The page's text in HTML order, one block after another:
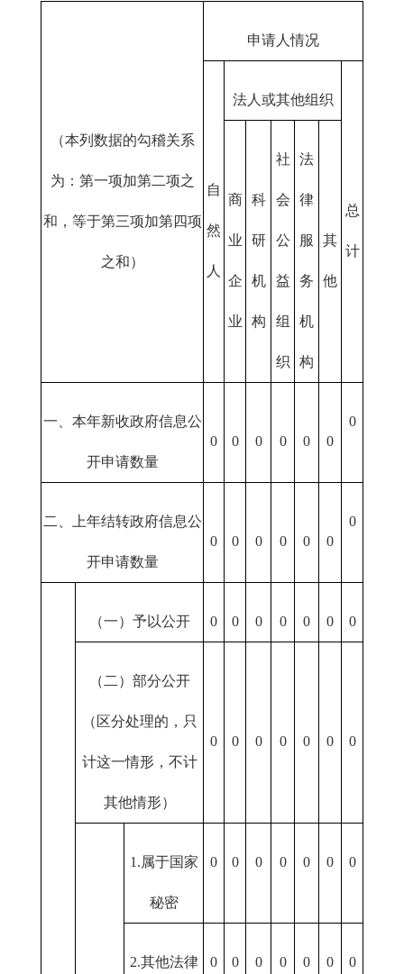
（本列数据的勾稽关系
为：第一项加第二项之
和，等于第三项加第四项
之和）
申请人情况
自
然
人
法人或其他组织
总
计
商
业
企
业
科
研
机
构
社
会
公
益
组
织
法
律
服
务
机
构
其
他
一、本年新收政府信息公
开申请数量
0 0 0 0 0 0
0
二、上年结转政府信息公
开申请数量
0 0 0 0 0 0
0
（一）予以公开 0 0 0 0 0 0 0
（二）部分公开
（区分处理的，只
计这一情形，不计
其他情形）
0 0 0 0 0 0 0
1.属于国家
秘密
0 0 0 0 0 0 0
2.其他法律 0 0 0 0 0 0 0